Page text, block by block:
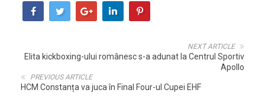
NEXT ARTICLE
Elita kickboxing-ului românesc s-a adunat la Centrul Sportiv
Apollo
PREVIOUS ARTICLE
HCM Constanța va juca în Final Four-ul Cupei EHF